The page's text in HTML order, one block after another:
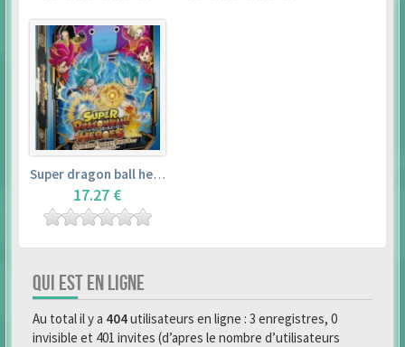
Super dragon ball heroes : official 4 pocket binder set
17.27 €
QUI EST EN LIGNE
Au total il y a 404utilisateurs en ligne : 3 enregistres, 0
invisible et 401 invites (d’apres le nombre d’utilisateurs